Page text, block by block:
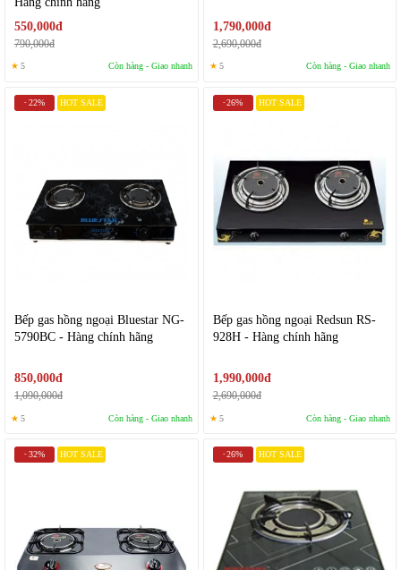
550,000đ
790,000đ
★ 5 Còn hàng - Giao nhanh
1,790,000đ
2,690,000đ
★ 5 Còn hàng - Giao nhanh
- 22% HOT SALE
Bếp gas hồng ngoại Bluestar NG-
5790BC - Hàng chính hãng
850,000đ
1,090,000đ
★ 5 Còn hàng - Giao nhanh
-26% HOT SALE
Bếp gas hồng ngoại Redsun RS-
928H - Hàng chính hãng
1,990,000đ
2,690,000đ
★ 5 Còn hàng - Giao nhanh
- 32% HOT SALE -26% HOT SALE